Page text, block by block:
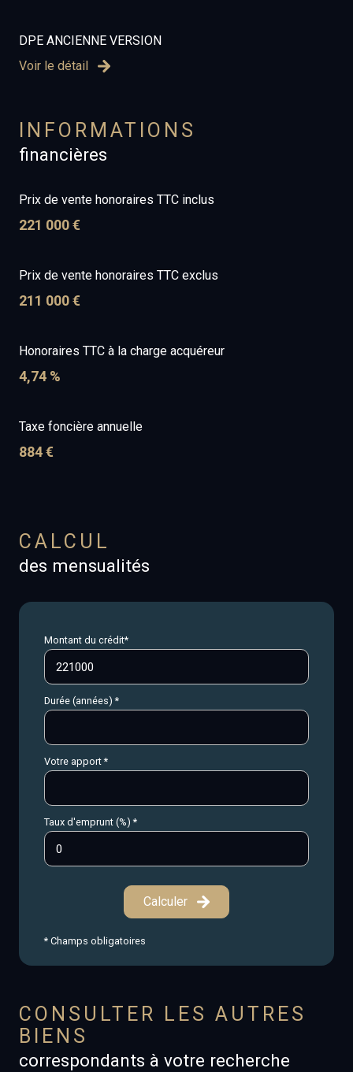
DPE ANCIENNE VERSION
Voir le détail
INFORMATIONS
financières
Prix de vente honoraires TTC inclus
221 000 €
Prix de vente honoraires TTC exclus
211 000 €
Honoraires TTC à la charge acquéreur
4,74 %
Taxe foncière annuelle
884 €
CALCUL
des mensualités
Montant du crédit*
Durée (années) *
Votre apport *
Taux d'emprunt (%) *
Calculer
* Champs obligatoires
CONSULTER LES AUTRES
BIENS
correspondants à votre recherche